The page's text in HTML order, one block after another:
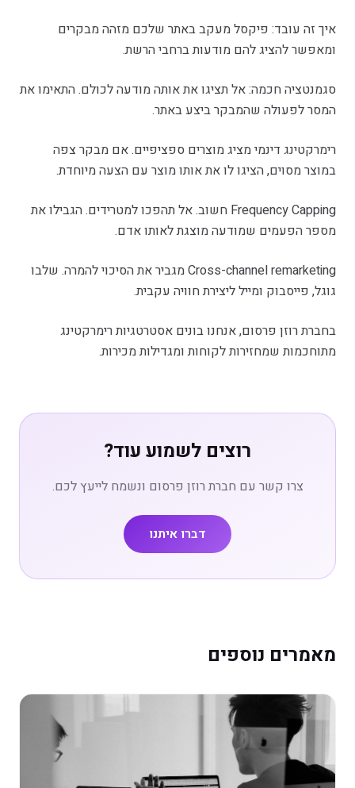
איך זה עובד: פיקסל מעקב באתר שלכם מזהה מבקרים
ומאפשר להציג להם מודעות ברחבי הרשת.
סגמנטציה חכמה: אל תציגו את אותה מודעה לכולם. התאימו את
המסר לפעולה שהמבקר ביצע באתר.
רימרקטינג דינמי מציג מוצרים ספציפיים. אם מבקר צפה
במוצר מסוים, הציגו לו את אותו מוצר עם הצעה מיוחדת.
Frequency Capping חשוב. אל תהפכו למטרידים. הגבילו את
מספר הפעמים שמודעה מוצגת לאותו אדם.
Cross-channel remarketing מגביר את הסיכוי להמרה. שלבו
גוגל, פייסבוק ומייל ליצירת חוויה עקבית.
בחברת רוזן פרסום, אנחנו בונים אסטרטגיות רימרקטינג
מתוחכמות שמחזירות לקוחות ומגדילות מכירות.
רוצים לשמוע עוד?
צרו קשר עם חברת רוזן פרסום ונשמח לייעץ לכם.
דברו איתנו
מאמרים נוספים